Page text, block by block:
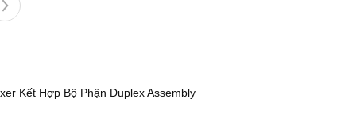
Kết Hợp Bộ Phận Duplex Assembly